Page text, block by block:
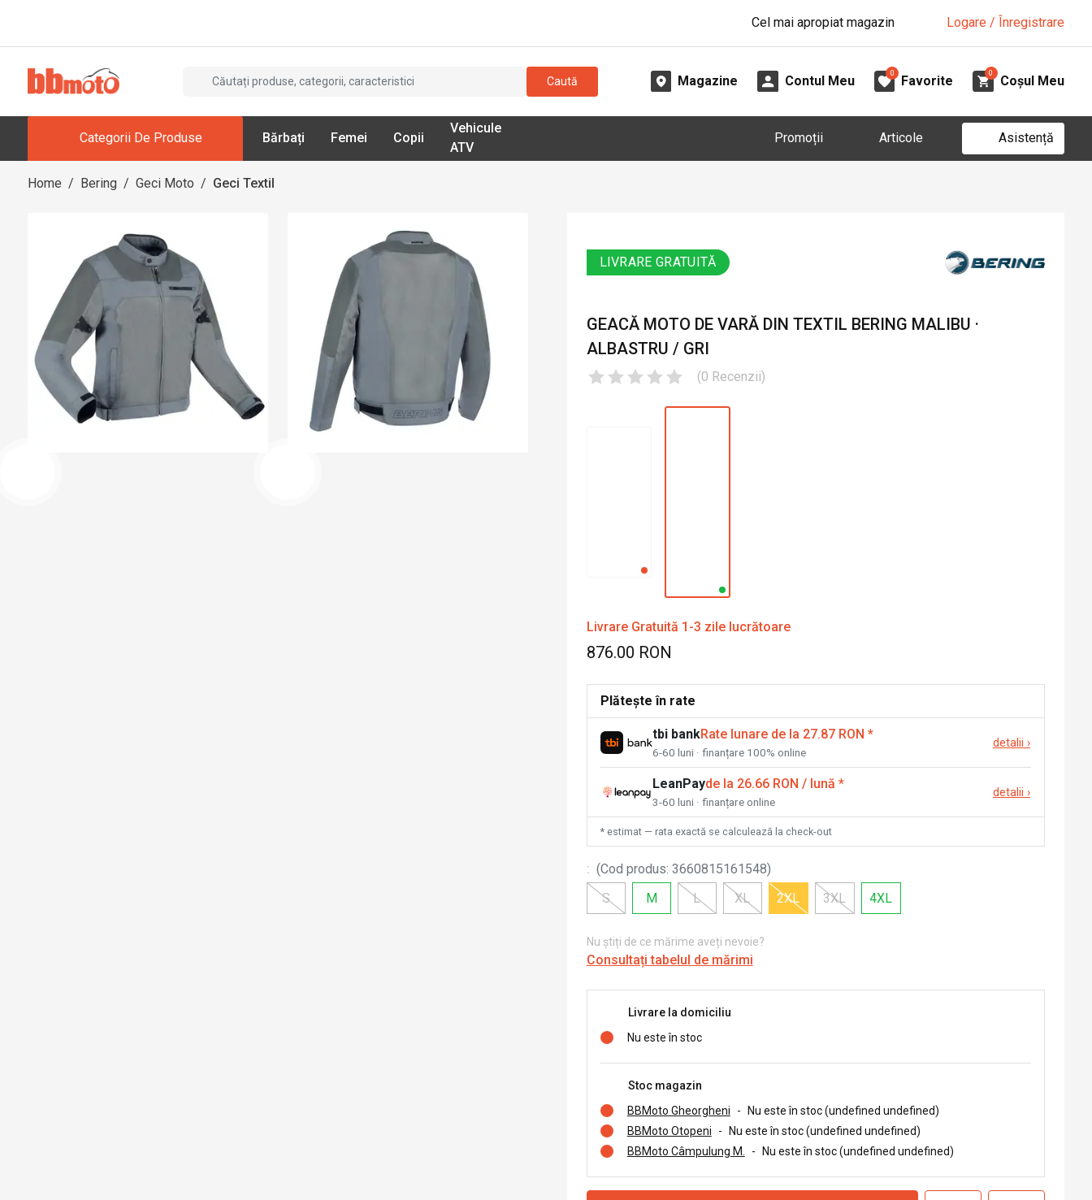
Cel mai apropiat magazin Logare / Înregistrare
Caută Magazine Contul Meu
0
Favorite
0
Coșul Meu
Categorii De Produse Bărbați Femei Copii
Vehicule
ATV
Promoții Articole Asistență
Home / Bering / Geci Moto / Geci Textil
LIVRARE GRATUITĂ
GEACĂ MOTO DE VARĂ DIN TEXTIL BERING MALIBU ·
ALBASTRU / GRI
(0 Recenzii)
Livrare Gratuită 1-3 zile lucrătoare
876.00 RON
Plătește în rate
tbi bankRate lunare de la 27.87 RON *
6-60 luni · finanțare 100% online
detalii ›
LeanPayde la 26.66 RON / lună *
3-60 luni · finanțare online
detalii ›
* estimat — rata exactă se calculează la check-out
: (Cod produs: 3660815161548)
S
M L XL 2XL 3XL 4XL
Nu știți de ce mărime aveți nevoie?
Consultați tabelul de mărimi
Livrare la domiciliu
Nu este în stoc
Stoc magazin
BBMoto Gheorgheni
-
Nu este în stoc (undefined undefined)
BBMoto Otopeni
-
Nu este în stoc (undefined undefined)
BBMoto Câmpulung M.
- Nu este în stoc (undefined undefined)